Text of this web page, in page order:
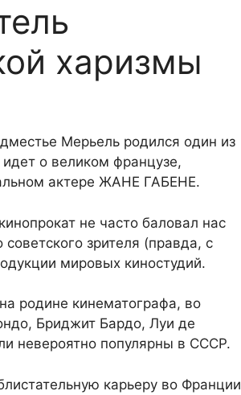
харизмы
Мерьель родился один из
о великом французе,
актере ЖАНЕ ГАБЕНЕ.
не часто баловал нас
зрителя (правда, с
мировых киностудий.
родине кинематографа, во
Бриджит Бардо, Луи де
невероятно популярны в СССР.
карьеру во Франции